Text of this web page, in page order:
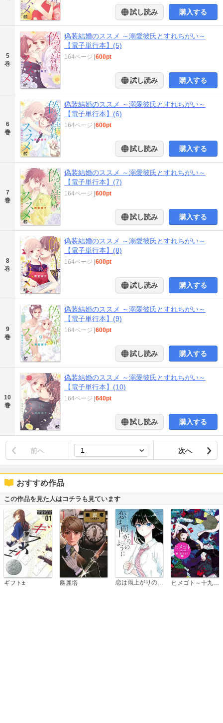
試し読み 購入する
5
巻
偽装結婚のススメ ～溺愛彼氏とすれちがい～
【電子単行本】(5)
164ページ 600pt
試し読み 購入する
6
巻
偽装結婚のススメ ～溺愛彼氏とすれちがい～
【電子単行本】(6)
164ページ 600pt
試し読み 購入する
7
巻
偽装結婚のススメ ～溺愛彼氏とすれちがい～
【電子単行本】(7)
164ページ 600pt
試し読み 購入する
8
巻
偽装結婚のススメ ～溺愛彼氏とすれちがい～
【電子単行本】(8)
164ページ 600pt
試し読み 購入する
9
巻
偽装結婚のススメ ～溺愛彼氏とすれちがい～
【電子単行本】(9)
164ページ 600pt
試し読み 購入する
10
巻
偽装結婚のススメ ～溺愛彼氏とすれちがい～
【電子単行本】(10)
164ページ 640pt
試し読み 購入する
前へ 次へ
おすすめ作品
この作品を見た人はコチラも見ています
ギフト± 幽麗塔 恋は雨上がりのように